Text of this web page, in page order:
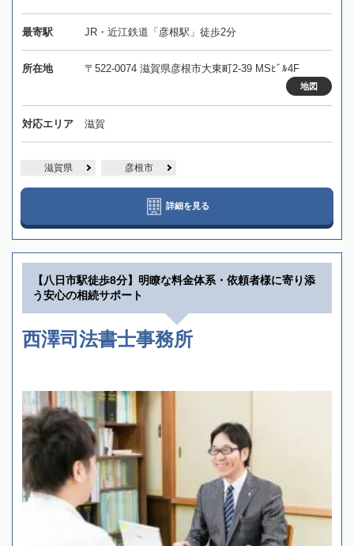
最寄駅 JR・近江鉄道「彦根駅」徒歩2分
所在地 〒522-0074 滋賀県彦根市大東町2-39 MSﾋﾞﾙ4F
地図
対応エリア 滋賀
滋賀県 彦根市
詳細を見る
【八日市駅徒歩8分】明瞭な料金体系・依頼者様に寄り添
う安心の相続サポート
西澤司法書士事務所